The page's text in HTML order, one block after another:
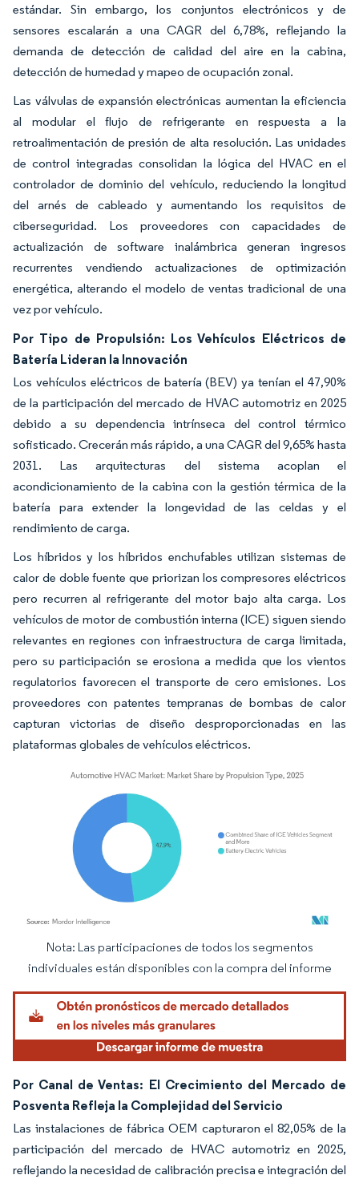
estándar. Sin embargo, los conjuntos electrónicos y de
sensores escalarán a una CAGR del 6,78%, reflejando la
demanda de detección de calidad del aire en la cabina,
detección de humedad y mapeo de ocupación zonal.
Las válvulas de expansión electrónicas aumentan la eficiencia
al modular el flujo de refrigerante en respuesta a la
retroalimentación de presión de alta resolución. Las unidades
de control integradas consolidan la lógica del HVAC en el
controlador de dominio del vehículo, reduciendo la longitud
del arnés de cableado y aumentando los requisitos de
ciberseguridad. Los proveedores con capacidades de
actualización de software inalámbrica generan ingresos
recurrentes vendiendo actualizaciones de optimización
energética, alterando el modelo de ventas tradicional de una
vez por vehículo.
Por Tipo de Propulsión: Los Vehículos Eléctricos de
Batería Lideran la Innovación
Los vehículos eléctricos de batería (BEV) ya tenían el 47,90%
de la participación del mercado de HVAC automotriz en 2025
debido a su dependencia intrínseca del control térmico
sofisticado. Crecerán más rápido, a una CAGR del 9,65% hasta
2031. Las arquitecturas del sistema acoplan el
acondicionamiento de la cabina con la gestión térmica de la
batería para extender la longevidad de las celdas y el
rendimiento de carga.
Los híbridos y los híbridos enchufables utilizan sistemas de
calor de doble fuente que priorizan los compresores eléctricos
pero recurren al refrigerante del motor bajo alta carga. Los
vehículos de motor de combustión interna (ICE) siguen siendo
relevantes en regiones con infraestructura de carga limitada,
pero su participación se erosiona a medida que los vientos
regulatorios favorecen el transporte de cero emisiones. Los
proveedores con patentes tempranas de bombas de calor
capturan victorias de diseño desproporcionadas en las
plataformas globales de vehículos eléctricos.
Imagen © Mordor Intelligence. El uso requiere atribución según CC BY 4.0.
Nota: Las participaciones de todos los segmentos
individuales están disponibles con la compra del informe
Por Canal de Ventas: El Crecimiento del Mercado de
Posventa Refleja la Complejidad del Servicio
Las instalaciones de fábrica OEM capturaron el 82,05% de la
participación del mercado de HVAC automotriz en 2025,
reflejando la necesidad de calibración precisa e integración del